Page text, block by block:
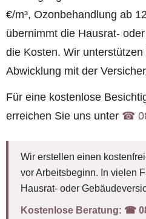
€/m³, Ozonbehandlung ab
übernimmt die Hausrat-
die Kosten. Wir
Abwicklung mit der
Für eine kostenlose
erreichen Sie uns unter ☎︎
Wir erstellen einen
vor Arbeitsbeginn. In vielen
Hausrat- oder
Kostenlose Beratung: ☎︎